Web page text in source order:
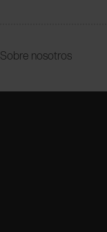
Sobre nosotros